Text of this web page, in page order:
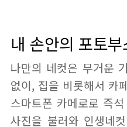
내 손안의 포토
나만의 네컷은 무거운
없이, 집을 비롯해서 카
스마트폰 카메로로 즉
사진을 불러와 인생네